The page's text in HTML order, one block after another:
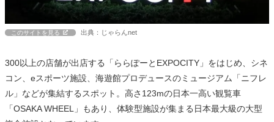
このサイトを見る 出典：じゃらんnet
300以上の店舗が出店する「ららぽーとEXPOCITY」をはじめ、シネ
コン、eスポーツ施設、海遊館プロデュースのミュージアム「ニフレ
ル」などが集結するスポット。高さ123mの日本一高い観覧車
「OSAKA WHEEL」もあり、体験型施設が集まる日本最大級の大型